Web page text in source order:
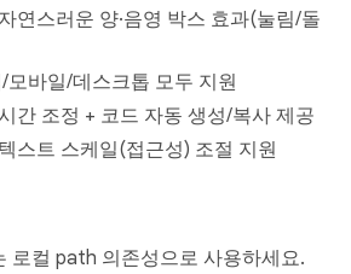
연스러운 양·음영 박스 효과(눌림/돌
모바일/데스크톱 모두 지원
간 조정 + 코드 자동 생성/복사 제공
스트 스케일(접근성) 조절 지원
로컬 path 의존성으로 사용하세요.